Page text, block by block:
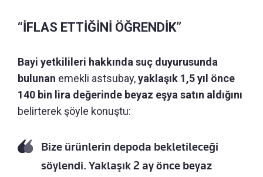
“İFLAS ETTİĞİNİ ÖĞRENDİK”
Bayi yetkilileri hakkında suç duyurusunda
bulunan emekli astsubay,yaklaşık 1,5 yıl önce
140 bin lira değerinde beyaz eşya satın aldığını
belirterek şöyle konuştu:
Bize ürünlerin depoda bekletileceği
söylendi. Yaklaşık 2 ay önce beyaz